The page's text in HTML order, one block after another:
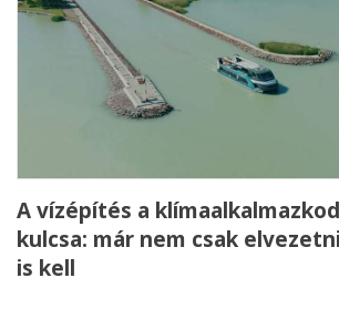
A vízépítés a
kulcsa: már nem csak
is kell